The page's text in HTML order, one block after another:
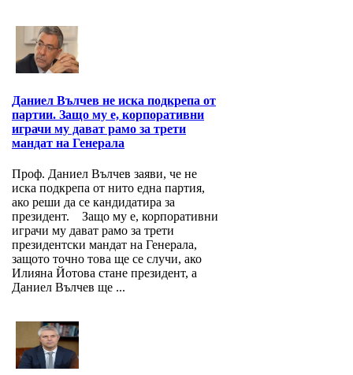
Даниел Вълчев не иска подкрепа от
партии. Защо му е, корпоративни
играчи му дават рамо за трети
мандат на Генерала
Проф. Даниел Вълчев заяви, че не
иска подкрепа от нито една партия,
ако реши да се кандидатира за
президент. Защо му е, корпоративни
играчи му дават рамо за трети
президентски мандат на Генерала,
защото точно това ще се случи, ако
Илияна Йотова стане президент, а
Даниел Вълчев ще ...